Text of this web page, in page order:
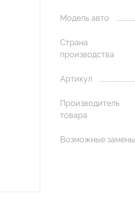
Модель авто
Страна
производства
Артикул
Производитель
товара
Возможные замены